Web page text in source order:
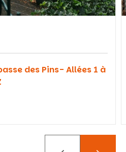
des Pins- Allées 1 à